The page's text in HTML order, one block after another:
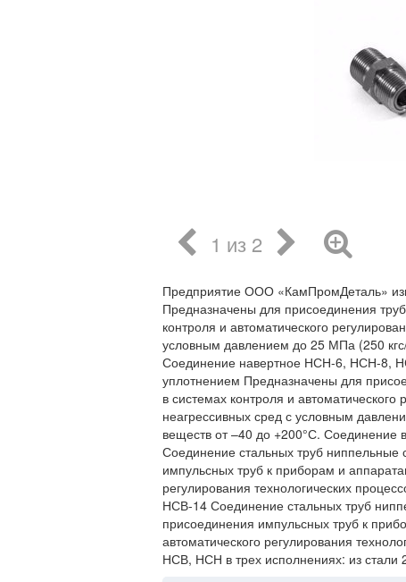
1 из 2
Предприятие ООО «КамПромДеталь»
Предназначены для присоединения
контроля и автоматического
условным давлением до 25 МПа (250
Соединение навертное НСН-6, НСН-8,
уплотнением Предназначены для
в системах контроля и автоматического
неагрессивных сред с условным
веществ от –40 до +200°С.
Соединение стальных труб
импульсных труб к приборам и
регулирования технологических
НСВ-14 Соединение стальных труб
присоединения импульсных труб к
автоматического регулирования
НСВ, НСН в трех исполнениях: из